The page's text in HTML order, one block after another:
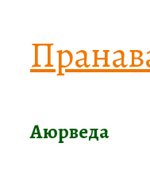
Аюрведа